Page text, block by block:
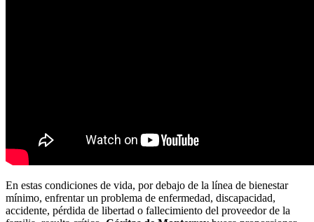
En estas condiciones de vida, por debajo de la línea de bienestar
mínimo, enfrentar un problema de enfermedad, discapacidad,
accidente, pérdida de libertad o fallecimiento del proveedor de la